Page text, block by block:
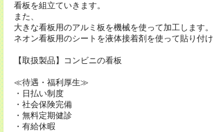
看板を組立ていきます。
また、
大きな看板用のアルミ板を機械を使って加工します。
ネオン看板用のシートを液体接着剤を使って貼り付け
【取扱製品】コンビニの看板
≪待遇・福利厚生≫
・日払い制度
・社会保険完備
・無料定期健診
・有給休暇